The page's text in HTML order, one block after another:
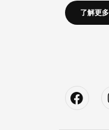
了解更多